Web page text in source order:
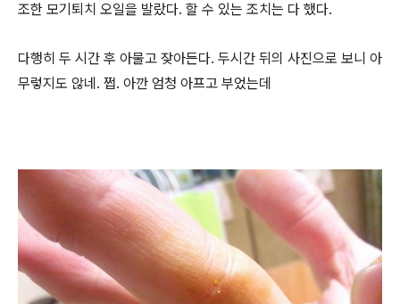
조한 모기퇴치 오일을 발랐다. 할 수 있는 조치는 다 했다.
다행히 두 시간 후 아물고 잦아든다. 두시간 뒤의 사진으로 보니 아
무렇지도 않네. 쩝. 아깐 엄청 아프고 부었는데